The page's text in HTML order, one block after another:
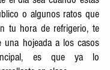
o algunos ratos que
tu hora de refrigerio, te
una hojeada a los casos
es que ya lo